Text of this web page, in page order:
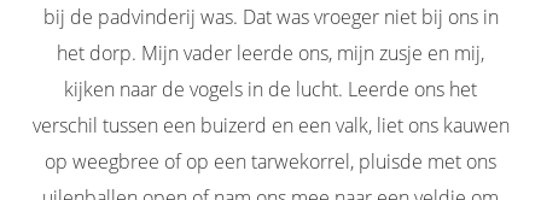
bij de padvinderij was. Dat was vroeger niet bij ons in
het dorp. Mijn vader leerde ons, mijn zusje en mij,
kijken naar de vogels in de lucht. Leerde ons het
verschil tussen een buizerd en een valk, liet ons kauwen
op weegbree of op een tarwekorrel, pluisde met ons